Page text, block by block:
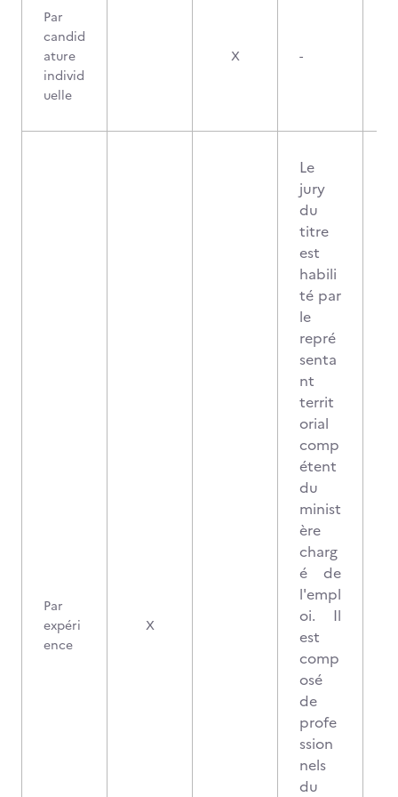
Par
candid
ature
individ
uelle
X -
Par
expéri
ence
X
Le
jury
du
titre
est
habili
té par
le
repré
senta
nt
territ
orial
comp
étent
du
minist
ère
charg
é de
l'empl
oi. Il
est
comp
osé
de
profe
ssion
nels
du